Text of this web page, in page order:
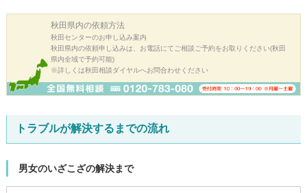
秋田県内の依頼方法
秋田センターのお申し込み案内
秋田県内の依頼申し込みは、お電話にてご相談ご予約をお取りください(秋田
県内全域で予約可能)
※詳しくは秋田相談ダイヤルへお問合わせください
トラブルが解決するまでの流れ
男女のいざこざの解決まで